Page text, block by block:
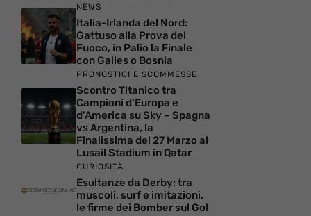
NEWS
Italia-Irlanda del Nord:
Gattuso alla Prova del
Fuoco, in Palio la Finale
con Galles o Bosnia
PRONOSTICI E SCOMMESSE
Scontro Titanico tra
Campioni d’Europa e
d’America su Sky – Spagna
vs Argentina, la
Finalissima del 27 Marzo al
Lusail Stadium in Qatar
CURIOSITÀ
Esultanze da Derby: tra
muscoli, surf e imitazioni,
le firme dei Bomber sul Gol